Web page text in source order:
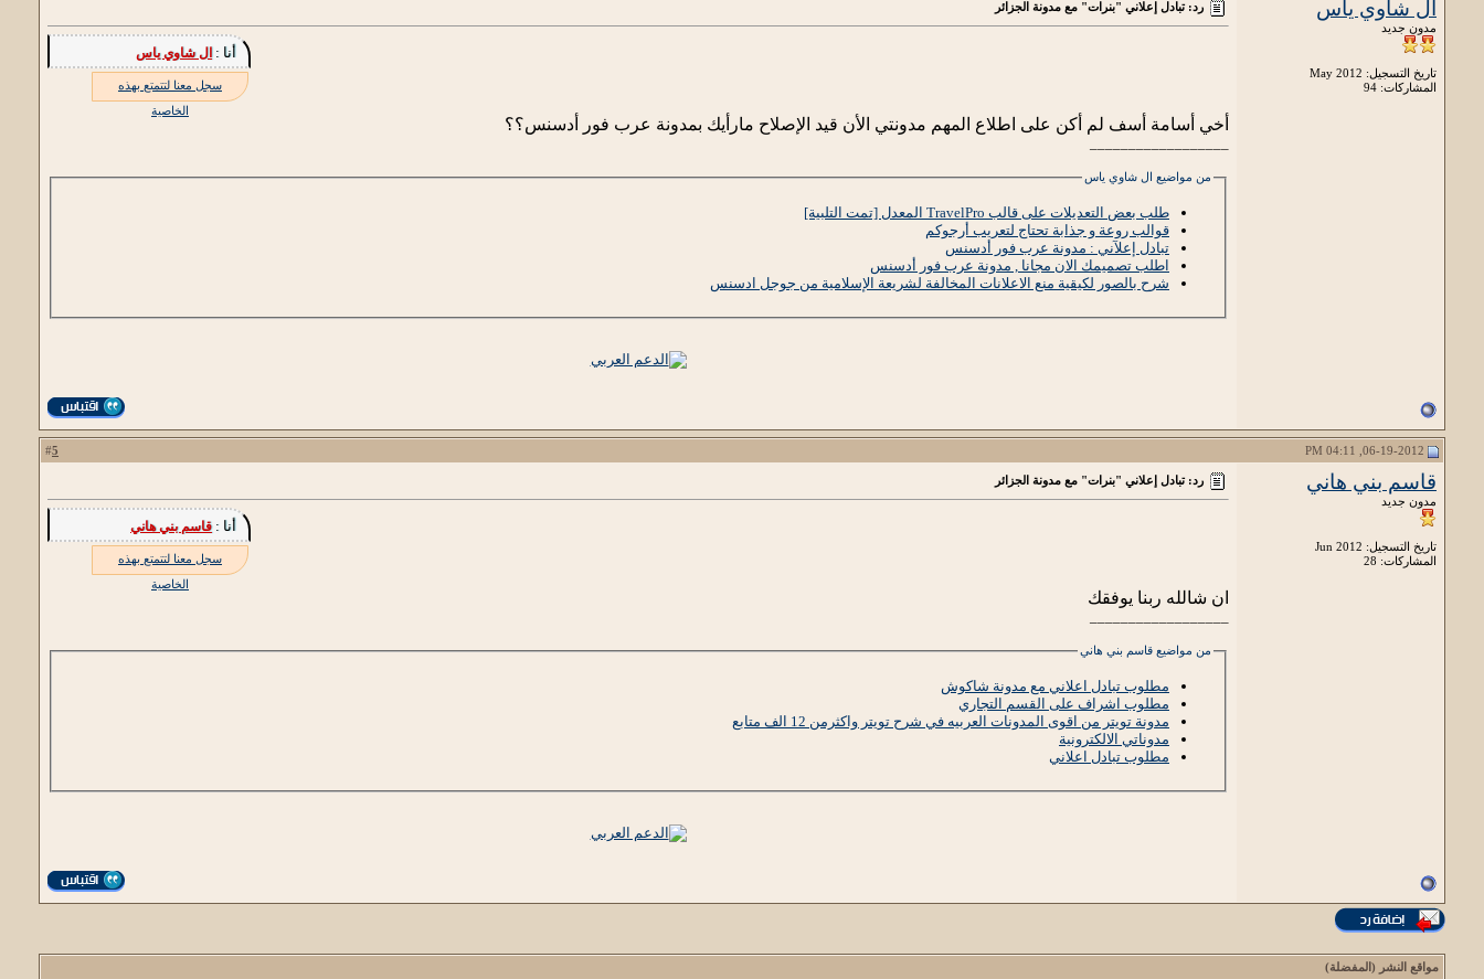
ال شاوي ياس
مدون جديد
تاريخ التسجيل: May 2012
المشاركات: 94
رد: تبادل إعلاني "بنرات" مع مدونة الجزائر
أنا : ال شاوي ياس
سجل معنا لتتمتع بهذه
الخاصية
أخي أسامة أسف لم أكن على اطلاع المهم مدونتي الأن قيد الإصلاح مارأيك بمدونة عرب فور أدسنس؟؟
من مواضيع ال شاوي ياس
طلب بعض التعديلات على قالب TravelPro المعدل [تمت التلبية]
قوالب روعة و جذابة تحتاج لتعريب أرجوكم
تبادل إعلآني : مدونة عرب فور أدسنس
اطلب تصميمك الان مجانا , مدونة عرب فور أدسنس
شرح بالصور لكيقية منع الاعلانات المخالفة لشريعة الإسلامية من جوجل ادسنس
5
قاسم بني هاني
مدون جديد
تاريخ التسجيل: Jun 2012
المشاركات: 28
رد: تبادل إعلاني "بنرات" مع مدونة الجزائر
أنا :قاسم بني هاني
سجل معنا لتتمتع بهذه
الخاصية
ان شالله ربنا يوفقك
من مواضيع قاسم بني هاني
مطلوب تبادل اعلاني مع مدونة شاكوش
مطلوب اشراف على القسم التجاري
مدونة تويتر من اقوى المدونات العربيه في شرح تويتر واكثرمن 12 الف متابع
مدوناتي الالكترونية
مطلوب تبادل اعلاني
مواقع النشر (المفضلة)